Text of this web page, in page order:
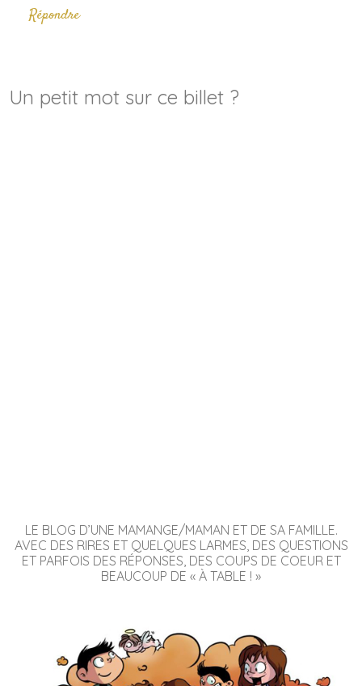
Répondre
Un petit mot sur ce billet ?
LE BLOG D’UNE MAMANGE/MAMAN ET DE SA FAMILLE.
AVEC DES RIRES ET QUELQUES LARMES, DES QUESTIONS
ET PARFOIS DES RÉPONSES, DES COUPS DE COEUR ET
BEAUCOUP DE « À TABLE ! »